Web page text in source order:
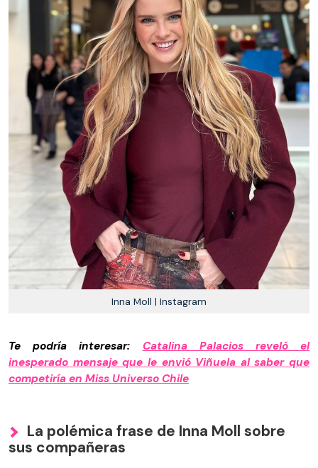
Inna Moll | Instagram
Te podría interesar: Catalina Palacios reveló el
inesperado mensaje que le envió Viñuela al saber que
competiría en Miss Universo Chile
La polémica frase de Inna Moll sobre
sus compañeras